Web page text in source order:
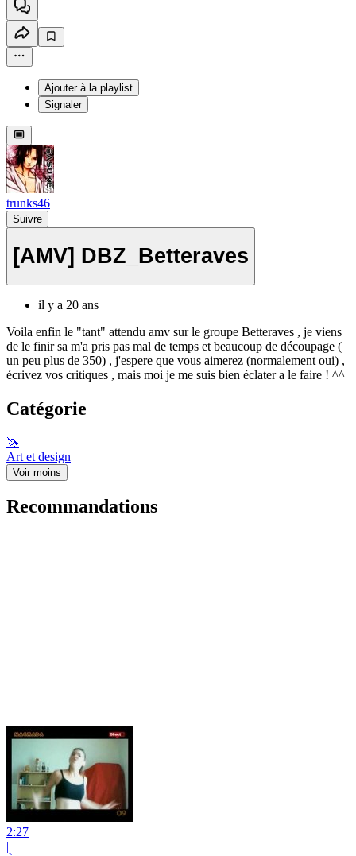
Ajouter à la playlist
Signaler
trunks46
Suivre
[AMV] DBZ_Betteraves
il y a 20 ans
Voila enfin le "tant" attendu amv sur le groupe Betteraves , je viens
de le finir sa m'a pris pas mal de temps et beaucoup de découpage (
un peu plus de 350) , j'espere que vous aimerez (normalement oui) ,
écrivez vos critiques , mais moi je me suis bien éclater a le faire ! ^^
Catégorie
🦄
Art et design
Voir moins
Recommandations
2:27
|